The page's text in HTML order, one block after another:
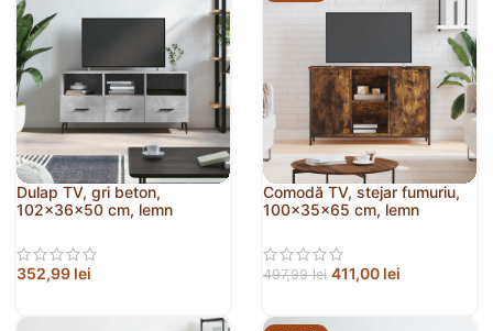
Dulap TV, gri beton,
102x36x50 cm, lemn
352,99 lei
Comodă TV, stejar fumuriu,
100x35x65 cm, lemn
497,99lei 411,00 lei